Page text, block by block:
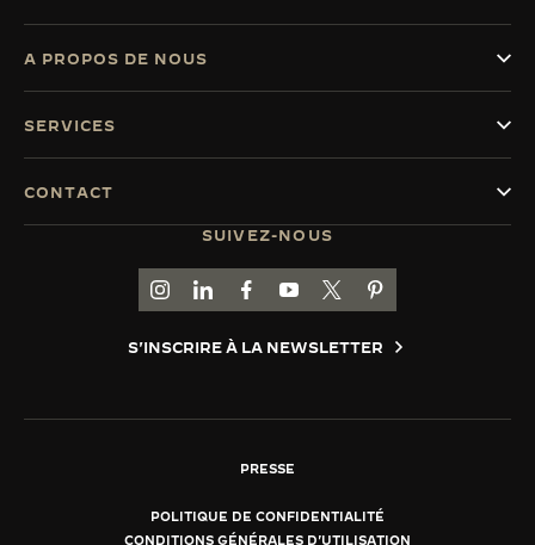
SUIVEZ-NOUS
ACCÉDER À LA PAGE INSTAGRAM DE
ACCÉDER À LA PAGE LINKEDIN DE
ALLER SUR LA PAGE JAEGER-
ACCÉDER À LA PAGE
ALLER SUR LA PAGE
ALLER SUR LA
S'INSCRIRE À LA NEWSLETTER
A PROPOS DE NOUS
SERVICES
CONTACT
PRESSE
POLITIQUE DE CONFIDENTIALITÉ
CONDITIONS GÉNÉRALES D'UTILISATION